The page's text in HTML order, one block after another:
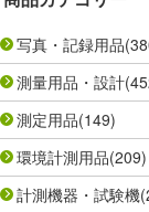
写真・記録用品
測量用品・設計
測定用品(149)
環境計測用品(209)
計測機器・試験機